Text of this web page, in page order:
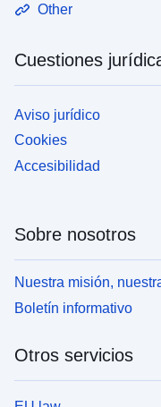
Other
Cuestiones
Aviso jurídico
Cookies
Accesibilidad
Sobre nosotros
Nuestra misión,
Boletín informativo
Otros servicios